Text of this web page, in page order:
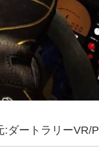
:ダートラリーVR/